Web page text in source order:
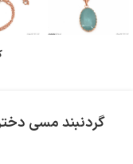
گردنبند مسی